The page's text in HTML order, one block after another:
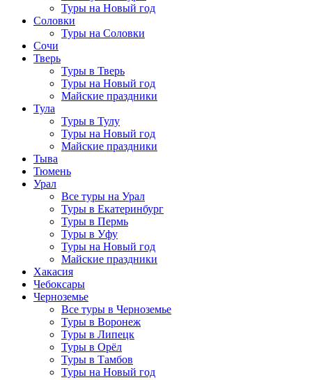
Туры на Новый год
Соловки
Туры на Соловки
Сочи
Тверь
Туры в Тверь
Туры на Новый год
Майские праздники
Тула
Туры в Тулу
Туры на Новый год
Майские праздники
Тыва
Тюмень
Урал
Все туры на Урал
Туры в Екатеринбург
Туры в Пермь
Туры в Уфу
Туры на Новый год
Майские праздники
Хакасия
Чебоксары
Черноземье
Все туры в Черноземье
Туры в Воронеж
Туры в Липецк
Туры в Орёл
Туры в Тамбов
Туры на Новый год